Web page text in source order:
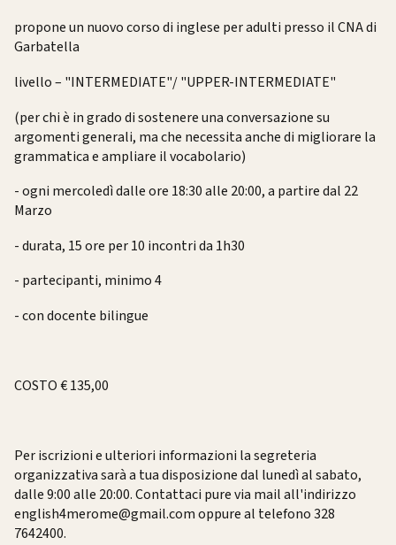
propone un nuovo corso di inglese per adulti presso il CNA di
Garbatella
livello – "INTERMEDIATE"/ "UPPER-INTERMEDIATE"
(per chi è in grado di sostenere una conversazione su
argomenti generali, ma che necessita anche di migliorare la
grammatica e ampliare il vocabolario)
- ogni mercoledì dalle ore 18:30 alle 20:00, a partire dal 22
Marzo
- durata, 15 ore per 10 incontri da 1h30
- partecipanti, minimo 4
- con docente bilingue
COSTO € 135,00
Per iscrizioni e ulteriori informazioni la segreteria
organizzativa sarà a tua disposizione dal lunedì al sabato,
dalle 9:00 alle 20:00. Contattaci pure via mail all'indirizzo
english4merome@gmail.com oppure al telefono 328
7642400.